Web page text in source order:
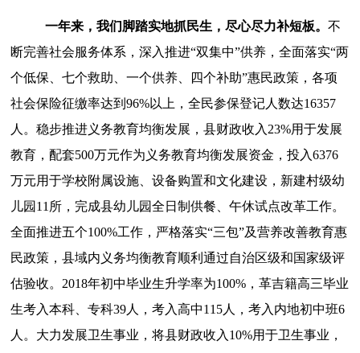
一年来，我们脚踏实地抓民生，尽心尽力补短板。不
断完善社会服务体系 ，深入推进“双集中”供养，全面落实“两
个低保、七个救助、一个供养、四个补助”惠民政策 ，各项
社会保险征缴率达到96%以上，全民参保登记人数达16357
人。稳步推进义务教育均衡发展 ，县财政收入 23%用于发展
教育，配套500万元作为义务教育均衡发展资金，投入6376
万元用于学校附属设施、设备购置和文化建设， 新建村级幼
儿园 11 所，完成县幼儿园全日制供餐、午休试点改革工作。
全面推进五个100%工作， 严格落实“三包”及营养改善教育惠
民政策，县域内义务均衡教育顺利通过自治区级和国家级评
估验收。 2018年初中毕业生升学率为100% ，革吉籍高三毕业
生考入本科、专科39人，考入高中115人，考入内地初中班6
人。 大力发展卫生事业 ，将县财政收入 10%用于卫生事业，